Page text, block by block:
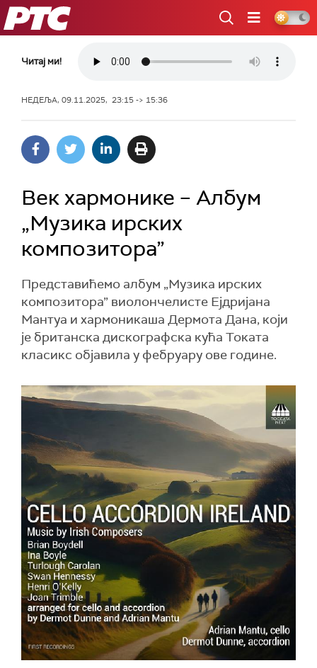
РТС
Читај ми!
НЕДЕЉА, 09.11.2025, 23:15 -> 15:36
Век хармонике – Албум
„Музика ирских
композитора”
Представићемо албум „Музика ирских
композитора” виолончелисте Ејдријана
Мантуа и хармоникаша Дермота Дана, који
је британска дискографска кућа Токата
класикс објавила у фебруару ове године.